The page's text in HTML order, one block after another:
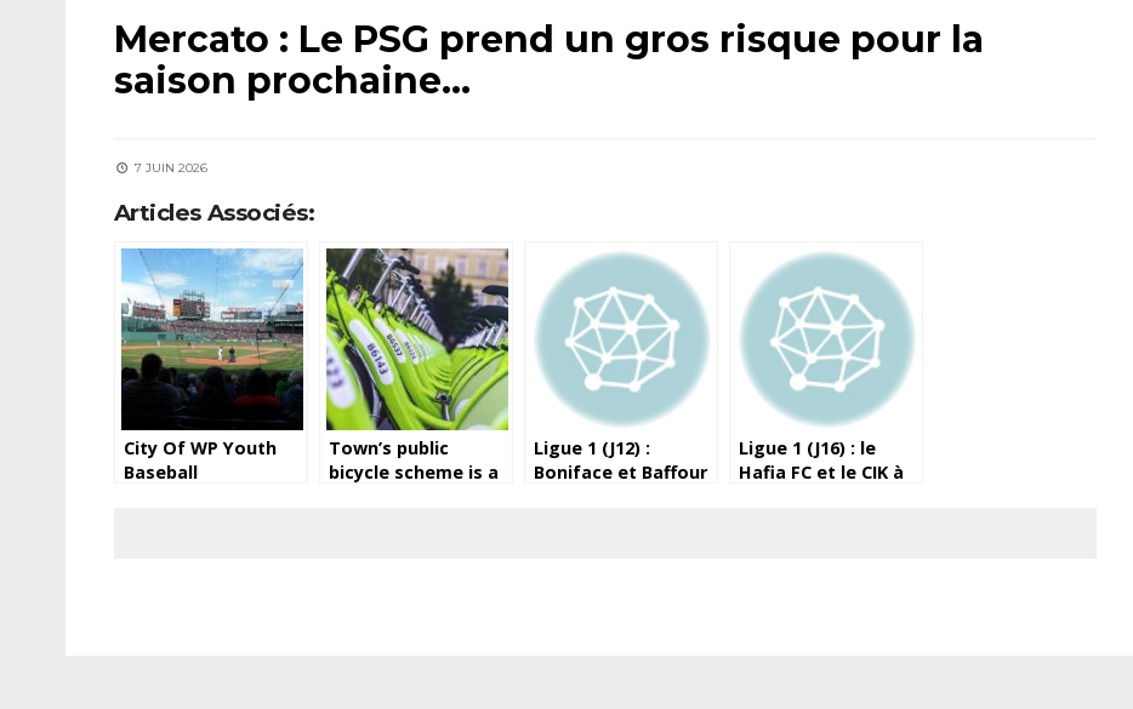
Mercato : Le PSG prend un gros risque pour la
saison prochaine…
7 JUIN 2026
Articles Associés:
City Of WP Youth
Baseball
Town’s public
bicycle scheme is a
Ligue 1 (J12) :
Boniface et Baffour
Ligue 1 (J16) : le
Hafia FC et le CIK à